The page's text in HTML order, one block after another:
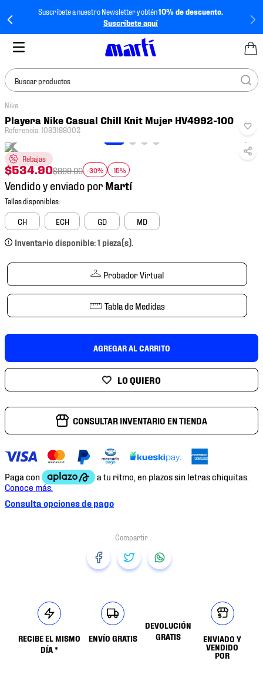
Suscríbete a nuestro Newsletter y obtén10% de descuento.
Suscríbete aquí
Buscar productos
Nike
Playera Nike Casual Chill Knit Mujer HV4992-100
Referencia:1083188002
Rebajas
$534.90$899.00 -30% -15%
Vendido y enviado por
CH ECH GD MD
Inventario disponible: 1 pieza(s).
Probador Virtual
Tabla de Medidas
AGREGAR AL CARRITO
CONSULTAR INVENTARIO EN TIENDA
Consulta opciones de pago
RECIBE EL MISMO
DÍA *
ENVÍO GRATIS
DEVOLUCIÓN
GRATIS
ENVIADO Y
VENDIDO
POR
TÉRMINOS MÁS
BUSCADOS
1.
2.
tenis hombre
3.
tenis
4.
tenis futbol
5.
jersey
6.
mochila
10. tenis nike